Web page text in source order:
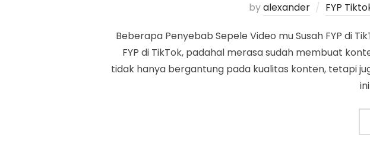
byalexander FYP
Beberapa Penyebab Sepele Video mu Susah FYP di
FYP di TikTok, padahal merasa sudah membuat
tidak hanya bergantung pada kualitas konten, tetapi